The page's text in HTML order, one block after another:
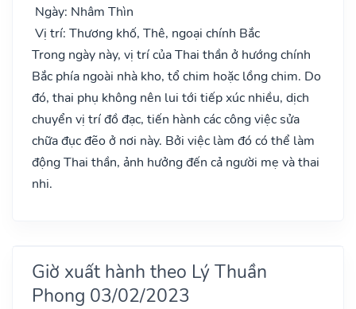
Ngày: Nhâm Thìn
Vị trí: Thương khố, Thê, ngoại chính Bắc
Trong ngày này, vị trí của Thai thần ở hướng chính
Bắc phía ngoài nhà kho, tổ chim hoặc lồng chim. Do
đó, thai phụ không nên lui tới tiếp xúc nhiều, dịch
chuyển vị trí đồ đạc, tiến hành các công việc sửa
chữa đục đẽo ở nơi này. Bởi việc làm đó có thể làm
động Thai thần, ảnh hưởng đến cả người mẹ và thai
nhi.
Giờ xuất hành theo Lý Thuần
Phong 03/02/2023